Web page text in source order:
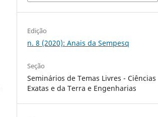
Edição
n. 8 (2020): Anais da Sempesq
Seção
Seminários de Temas Livres - Ciências
Exatas e da Terra e Engenharias